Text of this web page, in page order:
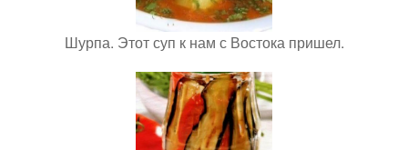
Шурпа. Этот суп к нам с Востока пришел.